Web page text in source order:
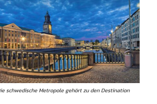
schwedische Metropole gehört zu den Destination